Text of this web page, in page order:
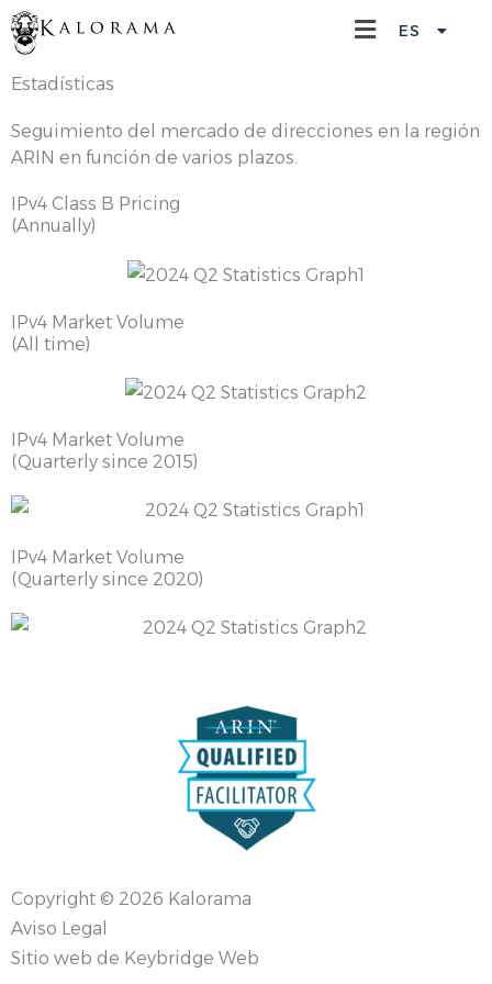
al
contenido
Main
ES
中文 (中国)
Estadísticas
Seguimiento del mercado de direcciones en la región
ARIN en función de varios plazos.
IPv4 Class B Pricing
(Annually)
IPv4 Market Volume
(All time)
IPv4 Market Volume
(Quarterly since 2015)
IPv4 Market Volume
(Quarterly since 2020)
Copyright © 2026 Kalorama
Aviso Legal
Sitio web de Keybridge Web